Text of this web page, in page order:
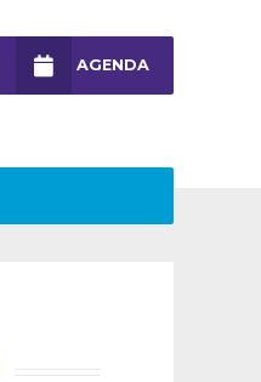
AGENDA